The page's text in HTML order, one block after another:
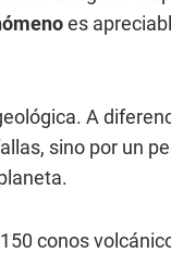
es
A
sino por un
conos